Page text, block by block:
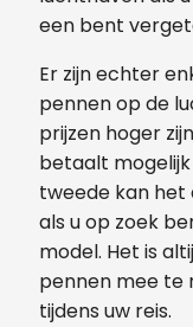
een bent
Er zijn echter
pennen op de
prijzen hoger
betaalt
tweede kan
als u op zoek
model. Het is
pennen mee te
tijdens uw reis.